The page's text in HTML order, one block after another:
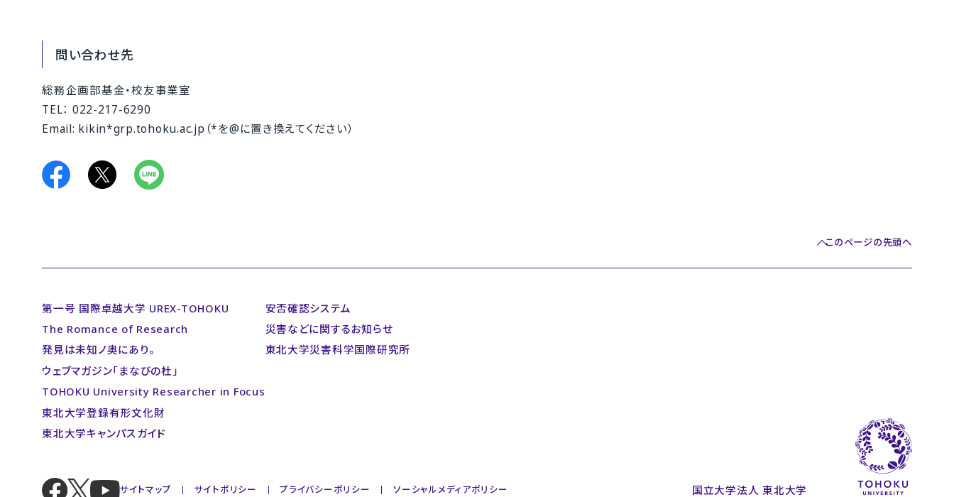
問い合わせ先
総務企画部基金・校友事業室
TEL： 022-217-6290
Email: kikin*grp.tohoku.ac.jp（*を@に置き換えてください）
このページの先頭へ
第一号 国際卓越大学 UREX-TOHOKU
The Romance of Research
発見は未知ノ奥にあり。
ウェブマガジン「まなびの杜」
TOHOKU University Researcher in Focus
東北大学登録有形文化財
東北大学キャンパスガイド
安否確認システム
災害などに関するお知らせ
東北大学災害科学国際研究所
サイトマップ サイトポリシー プライバシーポリシー ソーシャルメディアポリシー 国立大学法人 東北大学